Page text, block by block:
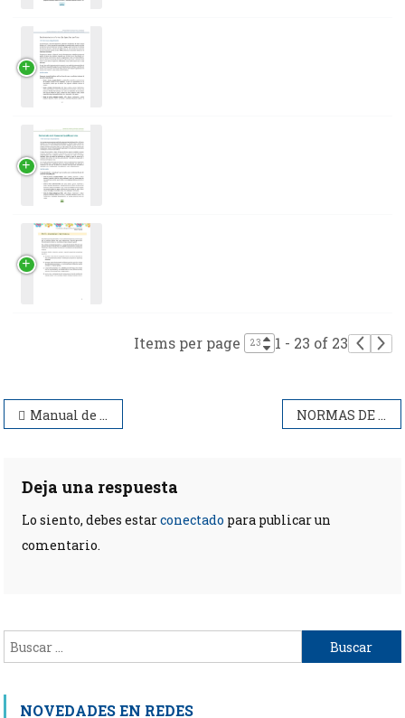
Items per page 1 - 23 of 23
Navegación
entradas
Manual de Funciones IFD Santa Teresita NORMAS DE CONVIVENCIA PARA LA ARMONÍA INSTITUCIONAL – IFD SANTA TERESITA
Deja una respuesta
Lo siento, debes estarconectado para publicar un
comentario.
Buscar:
NOVEDADES EN REDES